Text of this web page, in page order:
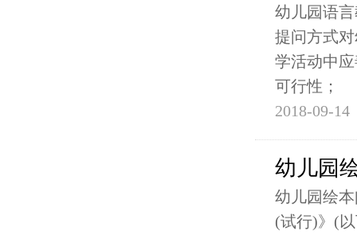
幼儿园语
提问方式
学活动中
可行性；
2018-09-14
幼儿园
幼儿园绘
(试行)》(